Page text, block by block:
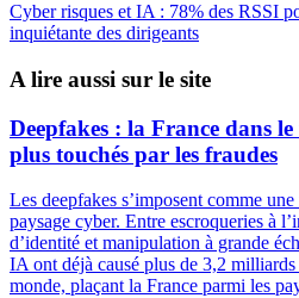
Cyber risques et IA : 78% des RSSI
inquiétante des dirigeants
A lire aussi sur le site
Deepfakes : la France dans
plus touchés par les fraudes
Les deepfakes s’imposent comme
paysage cyber. Entre escroqueries à
d’identité et manipulation à grande
IA ont déjà causé plus de 3,2 milliards
monde, plaçant la France parmi les